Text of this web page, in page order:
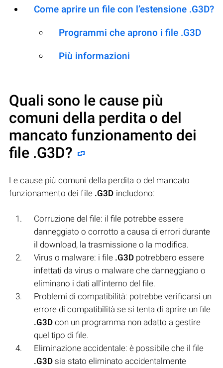
Come aprire un file con l’estensione .G3D?
Programmi che aprono i file .G3D
Più informazioni
Quali sono le cause più
comuni della perdita o del
mancato funzionamento dei
file .G3D?
Le cause più comuni della perdita o del mancato
funzionamento dei file .G3D includono:
Corruzione del file: il file potrebbe essere
danneggiato o corrotto a causa di errori durante
il download, la trasmissione o la modifica.
Virus o malware: i file .G3D potrebbero essere
infettati da virus o malware che danneggiano o
eliminano i dati all'interno del file.
Problemi di compatibilità: potrebbe verificarsi un
errore di compatibilità se si tenta di aprire un file
.G3D con un programma non adatto a gestire
quel tipo di file.
Eliminazione accidentale: è possibile che il file
.G3D sia stato eliminato accidentalmente